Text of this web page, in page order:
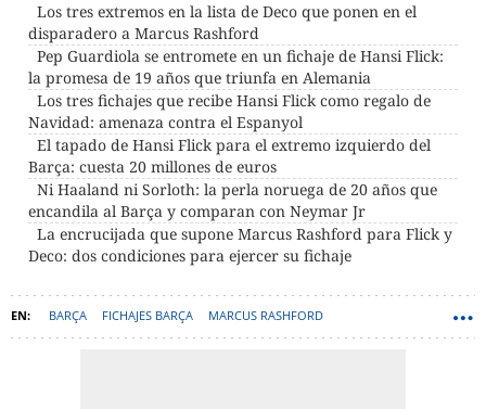
Los tres extremos en la lista de Deco que ponen en el
disparadero a Marcus Rashford
Pep Guardiola se entromete en un fichaje de Hansi Flick:
la promesa de 19 años que triunfa en Alemania
Los tres fichajes que recibe Hansi Flick como regalo de
Navidad: amenaza contra el Espanyol
El tapado de Hansi Flick para el extremo izquierdo del
Barça: cuesta 20 millones de euros
Ni Haaland ni Sorloth: la perla noruega de 20 años que
encandila al Barça y comparan con Neymar Jr
La encrucijada que supone Marcus Rashford para Flick y
Deco: dos condiciones para ejercer su fichaje
BARÇA FICHAJES BARÇA MARCUS RASHFORD